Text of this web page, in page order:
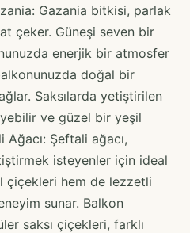
Gazania bitkisi, parlak
çeker. Güneşi seven bir
enerjik bir atmosfer
doğal bir
Saksılarda yetiştirilen
ve güzel bir yeşil
Şeftali ağacı,
isteyenler için ideal
çiçekleri hem de lezzetli
sunar. Balkon
saksı çiçekleri, farklı